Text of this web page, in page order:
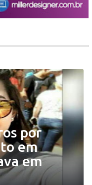
por
em
em